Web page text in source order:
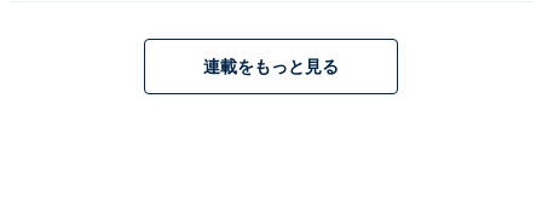
連載をもっと見る